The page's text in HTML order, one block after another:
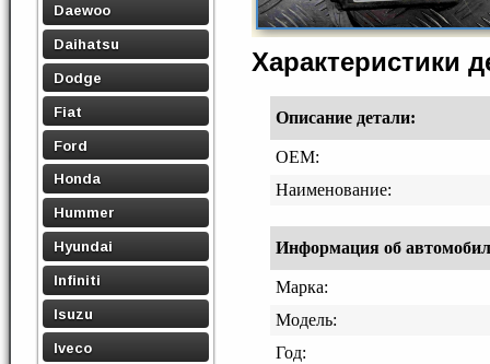
Daewoo
Daihatsu
Dodge
Fiat
Ford
Honda
Hummer
Hyundai
Infiniti
Isuzu
Iveco
Характеристики
Описание детали:
OEM:
Наименование:
Информация об
Марка:
Модель:
Год: